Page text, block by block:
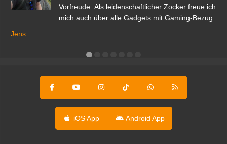
Vorfreude. Als leidenschaftlicher Zocker freue ich
mich auch über alle Gadgets mit Gaming-Bezug.
Jens
iOS App Android App